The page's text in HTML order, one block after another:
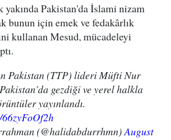
Pakistan'da İslami nizam
bunun için emek ve fedakârlık
kullanan Mesud, mücadeleyi
Pakistan (TTP) lideri Müfti Nur
gezdiği ve yerel halkla
yayınlandı.
(@halidabdurrhmn) August